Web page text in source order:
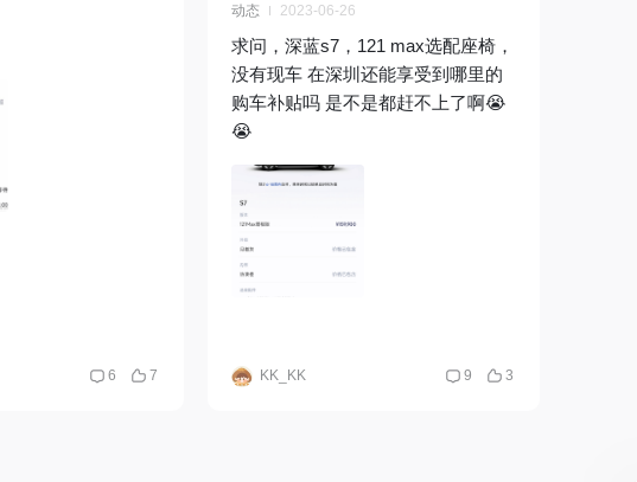
6 7
动态 2023-06-26
求问，深蓝s7，121 max选配座椅，
没有现车 在深圳还能享受到哪里的
购车补贴吗 是不是都赶不上了啊😭
😭
KK_KK 9 3